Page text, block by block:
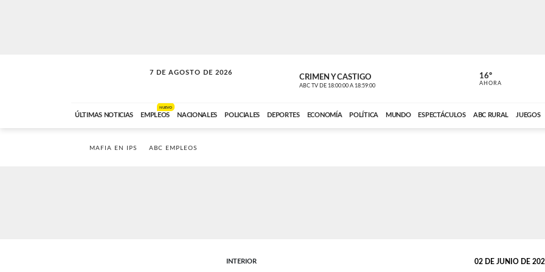
7 DE AGOSTO DE 2026
SOLO MÚSICA CRIMEN Y CASTIGO
ABC TV DE 18:00:00 A 18:59:00 ABC CARDINAL
16º
AHORA
ÚLTIMAS NOTICIAS EMPLEOS
NUEVO
NACIONALES POLICIALES DEPORTES ECONOMÍA POLÍTICA MUNDO ESPECTÁCULOS ABC RURAL JUEGOS
MAFIA EN IPS ABC EMPLEOS
INTERIOR 02 DE JUNIO DE